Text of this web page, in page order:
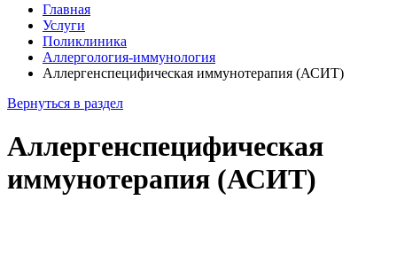
Главная
Услуги
Поликлиника
Аллергология-иммунология
Аллергенспецифическая иммунотерапия (АСИТ)
Вернуться в раздел
Аллергенспецифическая
иммунотерапия (АСИТ)